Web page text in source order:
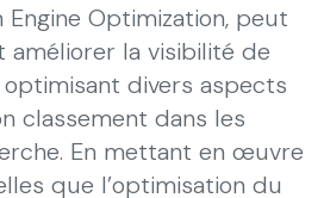
Engine Optimization, peut
améliorer la visibilité de
divers aspects
classement dans les
En mettant en œuvre
que l’optimisation du